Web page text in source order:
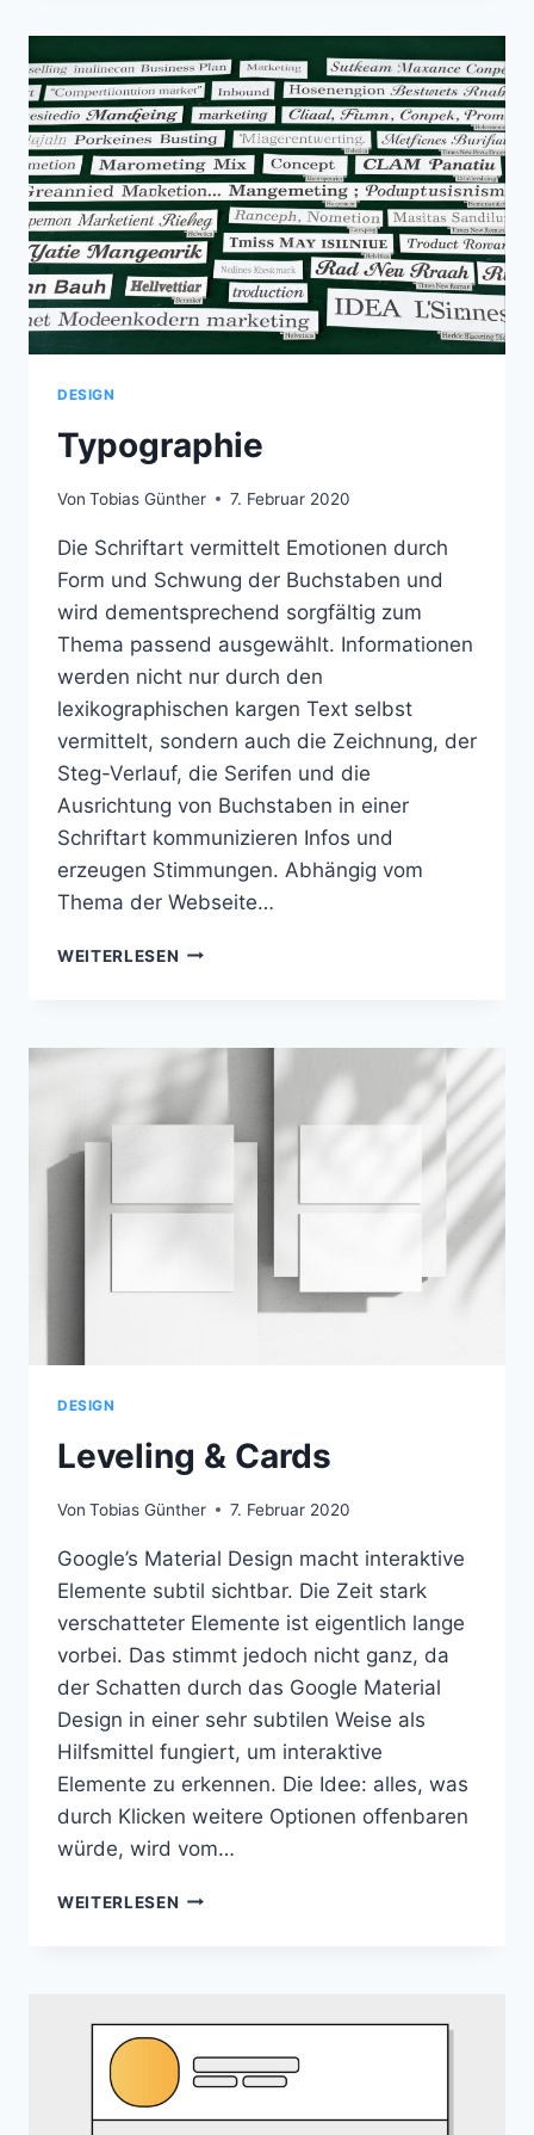
DESIGN
Typographie
Von Tobias Günther 7. Februar 2020
Die Schriftart vermittelt Emotionen durch
Form und Schwung der Buchstaben und
wird dementsprechend sorgfältig zum
Thema passend ausgewählt. Informationen
werden nicht nur durch den
lexikographischen kargen Text selbst
vermittelt, sondern auch die Zeichnung, der
Steg-Verlauf, die Serifen und die
Ausrichtung von Buchstaben in einer
Schriftart kommunizieren Infos und
erzeugen Stimmungen. Abhängig vom
Thema der Webseite…
WEITERLESEN TYPOGRAPHIE
DESIGN
Leveling & Cards
Von Tobias Günther 7. Februar 2020
Google’s Material Design macht interaktive
Elemente subtil sichtbar. Die Zeit stark
verschatteter Elemente ist eigentlich lange
vorbei. Das stimmt jedoch nicht ganz, da
der Schatten durch das Google Material
Design in einer sehr subtilen Weise als
Hilfsmittel fungiert, um interaktive
Elemente zu erkennen. Die Idee: alles, was
durch Klicken weitere Optionen offenbaren
würde, wird vom…
WEITERLESEN LEVELING